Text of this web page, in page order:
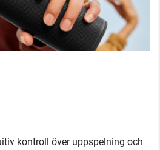
kontroll över uppspelning och